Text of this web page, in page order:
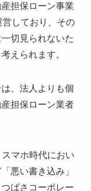
担保ローン事業
しており、その
切見られないた
考えられます。
、法人よりも個
担保ローン業者
マホ時代におい
悪い書き込み」
ばさコーポレー